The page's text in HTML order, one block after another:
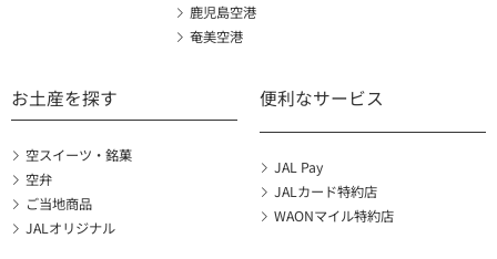
鹿児島空港
奄美空港
お土産を探す
空スイーツ・銘菓
空弁
ご当地商品
JALオリジナル
便利なサービス
JAL Pay
JALカード特約店
WAONマイル特約店